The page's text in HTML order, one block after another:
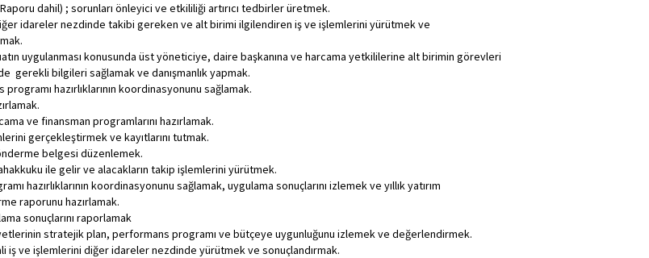
dahil) ; sorunları önleyici ve etkililiği artırıcı tedbirler üretmek.
idareler nezdinde takibi gereken ve alt birimi ilgilendiren iş ve işlemlerini yürütmek ve
uygulanması konusunda üst yöneticiye, daire başkanına ve harcama yetkililerine alt birimin görevleri
gerekli bilgileri sağlamak ve danışmanlık yapmak.
hazırlıklarının koordinasyonunu sağlamak.
ve finansman programlarını hazırlamak.
gerçekleştirmek ve kayıtlarını tutmak.
belgesi düzenlemek.
ile gelir ve alacakların takip işlemlerini yürütmek.
hazırlıklarının koordinasyonunu sağlamak, uygulama sonuçlarını izlemek ve yıllık yatırım
raporunu hazırlamak.
sonuçlarını raporlamak
stratejik plan, performans programı ve bütçeye uygunluğunu izlemek ve değerlendirmek.
iş ve işlemlerini diğer idareler nezdinde yürütmek ve sonuçlandırmak.